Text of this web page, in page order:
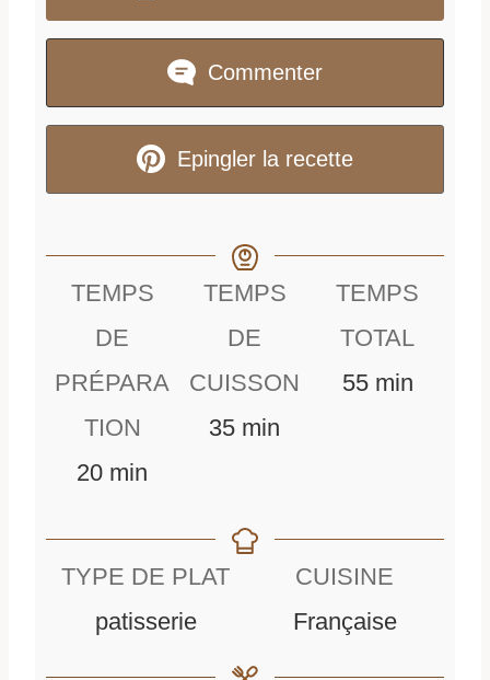
Commenter
Epingler la recette
TEMPS
DE
PRÉPARA
TION
20mmin
TEMPS
DE
CUISSON
35m
u
min
TEMPS
TOTAL
55m
e
min
TYPE DE PLAT
patisserie
CUISINE
Française